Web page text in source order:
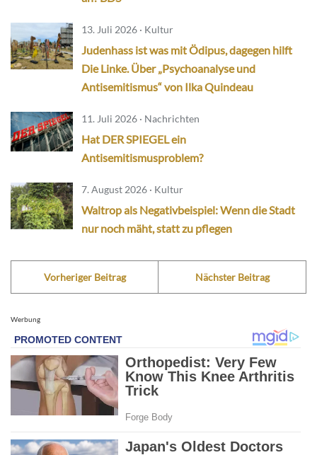
13. Juli 2026 · Kultur
Judenhass ist was mit Ödipus, dagegen hilft
Die Linke. Über „Psychoanalyse und
Antisemitismus“ von Ilka Quindeau
11. Juli 2026 · Nachrichten
Hat DER SPIEGEL ein
Antisemitismusproblem?
7. August 2026 · Kultur
Waltrop als Negativbeispiel: Wenn die Stadt
nur noch mäht, statt zu pflegen
Vorheriger Beitrag Nächster Beitrag
Werbung